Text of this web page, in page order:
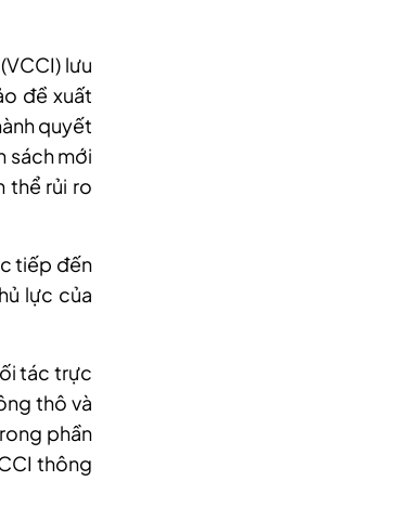
lưu
đề xuất
quyết
sách mới
thể rủi ro
tiếp đến
lực của
tác trực
thô và
phần
thông